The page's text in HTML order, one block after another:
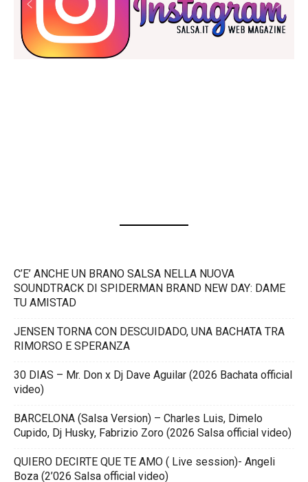
C’E’ ANCHE UN BRANO SALSA NELLA NUOVA
SOUNDTRACK DI SPIDERMAN BRAND NEW DAY: DAME
TU AMISTAD
JENSEN TORNA CON DESCUIDADO, UNA BACHATA TRA
RIMORSO E SPERANZA
30 DIAS – Mr. Don x Dj Dave Aguilar (2026 Bachata official
video)
BARCELONA (Salsa Version) – Charles Luis, Dimelo
Cupido, Dj Husky, Fabrizio Zoro (2026 Salsa official video)
QUIERO DECIRTE QUE TE AMO ( Live session)- Angeli
Boza (2’026 Salsa official video)